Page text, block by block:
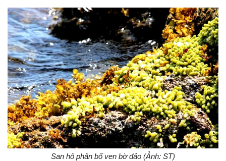
San hô phân bố ven bờ đảo (Ảnh: ST)